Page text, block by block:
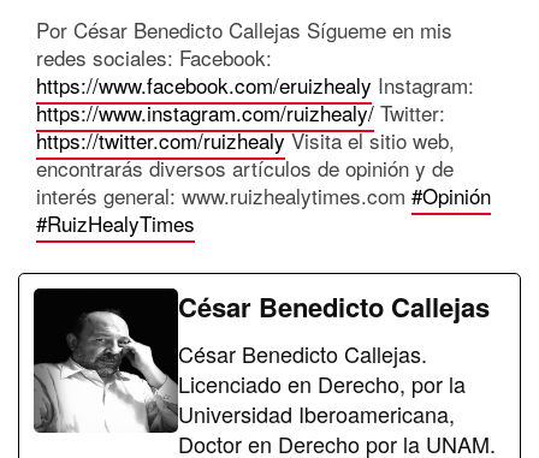
Por César Benedicto Callejas Sígueme en mis
redes sociales: Facebook:
https://www.facebook.com/eruizhealy Instagram:
https://www.instagram.com/ruizhealy/ Twitter:
https://twitter.com/ruizhealyVisita el sitio web,
encontrarás diversos artículos de opinión y de
interés general: www.ruizhealytimes.com #Opinión
#RuizHealyTimes
César Benedicto Callejas
César Benedicto Callejas.
Licenciado en Derecho, por la
Universidad Iberoamericana,
Doctor en Derecho por la UNAM.